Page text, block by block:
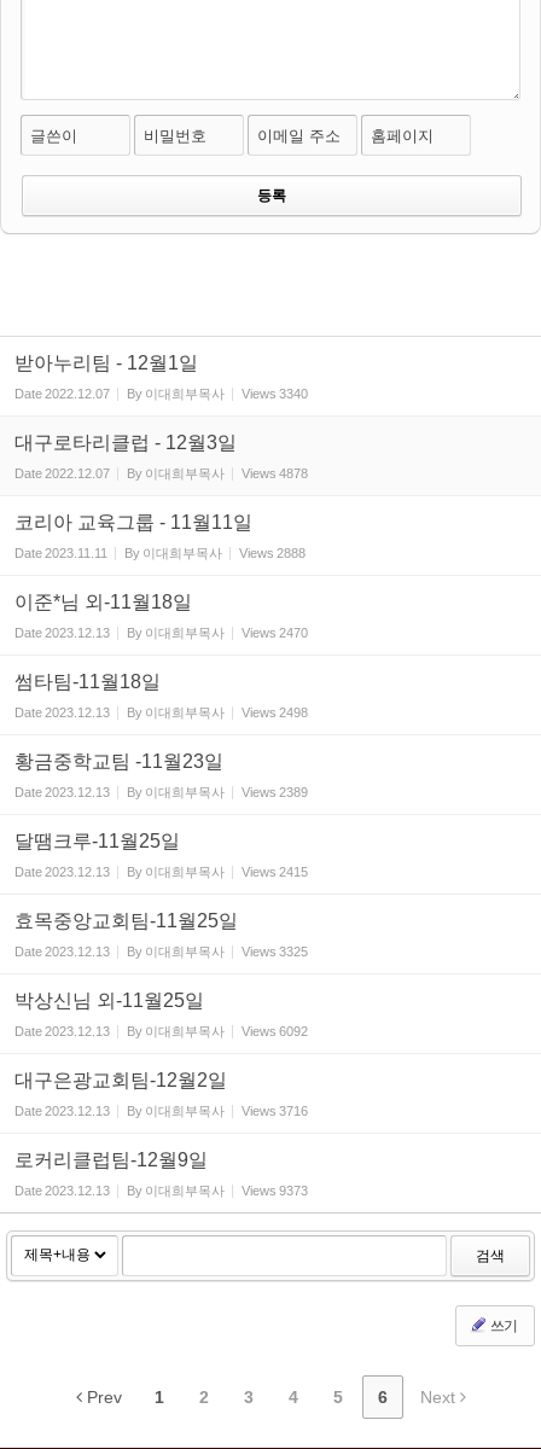
글쓴이 비밀번호 이메일 주소 홈페이지
받아누리팀 - 12월1일
Date2022.12.07 By 이대희부목사 Views 3340
대구로타리클럽 - 12월3일
Date2022.12.07 By 이대희부목사 Views 4878
코리아 교육그룹 - 11월11일
Date2023.11.11 By 이대희부목사 Views 2888
이준*님 외-11월18일
Date2023.12.13 By 이대희부목사 Views 2470
썸타팀-11월18일
Date2023.12.13 By 이대희부목사 Views 2498
황금중학교팀 -11월23일
Date2023.12.13 By 이대희부목사 Views 2389
달땜크루-11월25일
Date2023.12.13 By 이대희부목사 Views 2415
효목중앙교회팀-11월25일
Date2023.12.13 By 이대희부목사 Views 3325
박상신님 외-11월25일
Date2023.12.13 By 이대희부목사 Views 6092
대구은광교회팀-12월2일
Date2023.12.13 By 이대희부목사 Views 3716
로커리클럽팀-12월9일
Date2023.12.13 By 이대희부목사 Views 9373
검색
쓰기
Prev 1 2 3 4 5 6 Next